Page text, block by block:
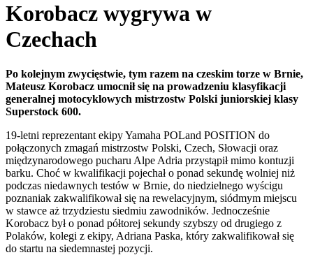
Korobacz wygrywa w
Czechach
Po kolejnym zwycięstwie, tym razem na czeskim torze w Brnie,
Mateusz Korobacz umocnił się na prowadzeniu klasyfikacji
generalnej motocyklowych mistrzostw Polski juniorskiej klasy
Superstock 600.
19-letni reprezentant ekipy Yamaha POLand POSITION do
połączonych zmagań mistrzostw Polski, Czech, Słowacji oraz
międzynarodowego pucharu Alpe Adria przystąpił mimo kontuzji
barku. Choć w kwalifikacji pojechał o ponad sekundę wolniej niż
podczas niedawnych testów w Brnie, do niedzielnego wyścigu
poznaniak zakwalifikował się na rewelacyjnym, siódmym miejscu
w stawce aż trzydziestu siedmiu zawodników. Jednocześnie
Korobacz był o ponad półtorej sekundy szybszy od drugiego z
Polaków, kolegi z ekipy, Adriana Paska, który zakwalifikował się
do startu na siedemnastej pozycji.